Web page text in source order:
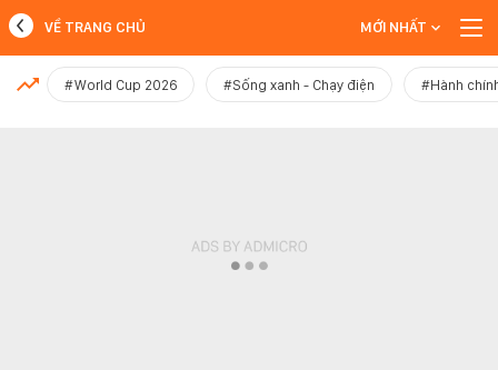
MỚI NHẤT
VỀ TRANG CHỦ MỚI NHẤT
#World Cup 2026 #Sống xanh - Chạy điện #Hành